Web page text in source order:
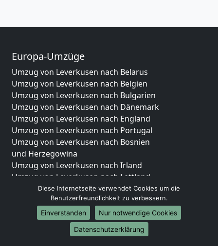
Europa-Umzüge
Umzug von Leverkusen nach Belarus
Umzug von Leverkusen nach Belgien
Umzug von Leverkusen nach Bulgarien
Umzug von Leverkusen nach Dänemark
Umzug von Leverkusen nach England
Umzug von Leverkusen nach Portugal
Umzug von Leverkusen nach Bosnien
und Herzegowina
Umzug von Leverkusen nach Irland
Umzug von Leverkusen nach Lettland
Umzug von Leverkusen nach Zypern
Umzug von Leverkusen nach Kroatien
Umzug von Leverkusen nach Estland
Umzug von Leverkusen nach Finnland
Umzug von Leverkusen nach Frankreich
Diese Internetseite verwendet Cookies um die
Benutzerfreundlichkeit zu verbessern.
Einverstanden
Nur notwendige Cookies
Datenschutzerklärung